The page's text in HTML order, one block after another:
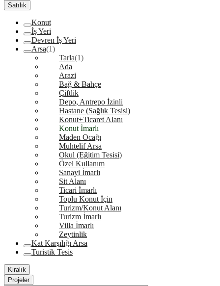
Satılık
Konut
İş Yeri
Devren İş Yeri
Arsa(1)
Tarla(1)
Ada
Arazi
Bağ & Bahçe
Çiftlik
Depo, Antrepo İzinli
Hastane (Sağlık Tesisi)
Konut+Ticaret Alanı
Konut İmarlı
Maden Ocağı
Muhtelif Arsa
Okul (Eğitim Tesisi)
Özel Kullanım
Sanayi İmarlı
Sit Alanı
Ticari İmarlı
Toplu Konut İçin
Turizm/Konut Alanı
Turizm İmarlı
Villa İmarlı
Zeytinlik
Kat Karşılığı Arsa
Turistik Tesis
Kiralık
Projeler